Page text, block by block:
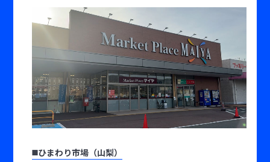
◼️ひまわり市場（山梨）